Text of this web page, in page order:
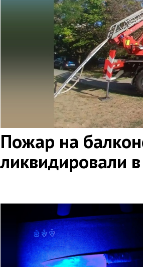
Пожар на
ликвидировали